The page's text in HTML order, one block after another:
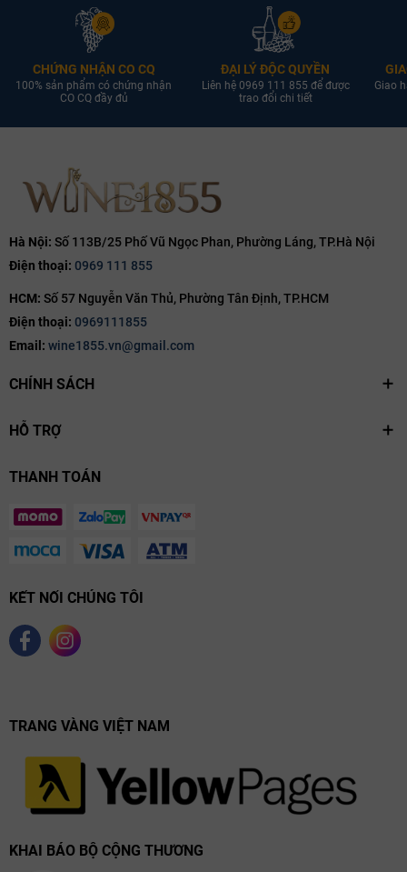
CHỨNG NHẬN CO CQ
100% sản phẩm có chứng nhận
CO CQ đầy đủ
ĐẠI LÝ ĐỘC QUYỀN
Liên hệ 0969 111 855 để được
trao đổi chi tiết
Giao
Hà Nội: Số 113B/25 Phố Vũ Ngọc Phan, Phường Láng, TP.Hà Nội
Điện thoại: 0969 111 855
HCM: Số 57 Nguyễn Văn Thủ, Phường Tân Định, TP.HCM
Điện thoại: 0969111855
Email: wine1855.vn@gmail.com
CHÍNH SÁCH
HỖ TRỢ
THANH TOÁN
KẾT NỐI CHÚNG TÔI
TRANG VÀNG VIỆT NAM
KHAI BÁO BỘ CỘNG THƯƠNG